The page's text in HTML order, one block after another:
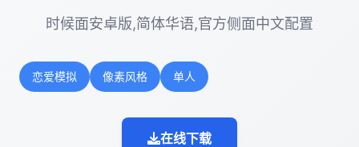
时候面安卓版,简体华语,官方侧面中文配置
恋爱模拟 像素风格 单人
在线下载